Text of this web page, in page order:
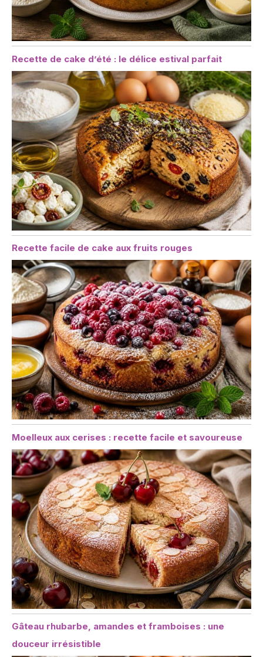
Recette de cake d’été : le délice estival parfait
Recette facile de cake aux fruits rouges
Moelleux aux cerises : recette facile et savoureuse
Gâteau rhubarbe, amandes et framboises : une
douceur irrésistible